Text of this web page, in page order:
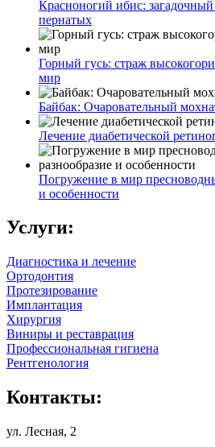
Красноногий ибис:
пернатых
Горный гусь: страж
мир
Байбак: Очаровательный
Лечение диабетической
Погружение в мир
и особенности
Услуги:
Диагностика и лечение
Ортодонтия
Протезирование
Имплантация
Хирургия
Виниры и реставрация
Профессиональная гигиена
Рентгенология
Контакты:
ул. Лесная, 2